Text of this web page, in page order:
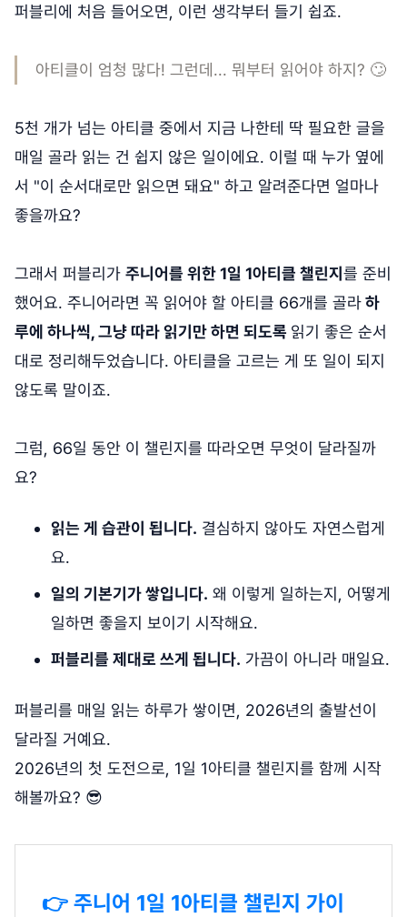
퍼블리에 처음 들어오면, 이런 생각부터 들기 쉽죠.
아티클이 엄청 많다! 그런데... 뭐부터 읽어야 하지? 🙄
5천 개가 넘는 아티클 중에서 지금 나한테 딱 필요한 글을
매일 골라 읽는 건 쉽지 않은 일이에요. 이럴 때 누가 옆에
서 "이 순서대로만 읽으면 돼요" 하고 알려준다면 얼마나
좋을까요?
그래서 퍼블리가 주니어를 위한 1일 1아티클 챌린지를 준비
했어요. 주니어라면 꼭 읽어야 할 아티클 66개를 골라하
루에 하나씩, 그냥 따라 읽기만 하면 되도록 읽기 좋은 순서
대로 정리해두었습니다. 아티클을 고르는 게 또 일이 되지
않도록 말이죠.
그럼, 66일 동안 이 챌린지를 따라오면 무엇이 달라질까
요?
읽는 게 습관이 됩니다. 결심하지 않아도 자연스럽게
요.
일의 기본기가 쌓입니다. 왜 이렇게 일하는지, 어떻게
일하면 좋을지 보이기 시작해요.
퍼블리를 제대로 쓰게 됩니다. 가끔이 아니라 매일요.
퍼블리를 매일 읽는 하루가 쌓이면, 2026년의 출발선이
달라질 거예요.
2026년의 첫 도전으로, 1일 1아티클 챌린지를 함께 시작
해볼까요? 😎
👉 주니어 1일 1아티클 챌린지 가이